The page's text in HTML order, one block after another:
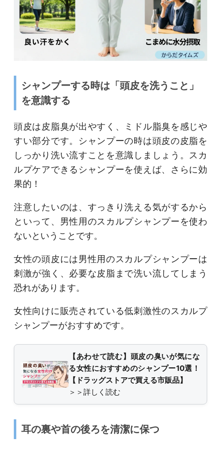
シャンプーする時は「頭皮を洗うこと」
を意識する
頭皮は皮脂臭が出やすく、ミドル脂臭を感じや
すい部分です。シャンプーの時は頭皮の皮脂を
しっかり洗い流すことを意識しましょう。スカ
ルプケアできるシャンプーを使えば、さらに効
果的！
注意したいのは、すっきり洗える気がするから
といって、男性用のスカルプシャンプーを使わ
ないということです。
女性の頭皮には男性用のスカルプシャンプーは
刺激が強く、必要な皮脂まで洗い流してしまう
恐れがあります。
女性向けに販売されている低刺激性のスカルプ
シャンプーがおすすめです。
【あわせて読む】頭皮の臭いが気にな
る女性におすすめのシャンプー10選！
【ドラッグストアで買える市販品】
＞＞詳しく読む
耳の裏や首の後ろを清潔に保つ